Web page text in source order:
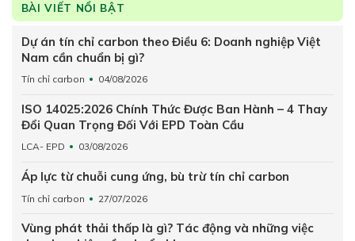
BÀI VIẾT NỔI BẬT
Dự án tín chỉ carbon theo Điều 6: Doanh nghiệp Việt
Nam cần chuẩn bị gì?
Tín chỉ carbon 04/08/2026
ISO 14025:2026 Chính Thức Được Ban Hành – 4 Thay
Đổi Quan Trọng Đối Với EPD Toàn Cầu
LCA- EPD 03/08/2026
Áp lực từ chuỗi cung ứng, bù trừ tín chỉ carbon
Tín chỉ carbon 27/07/2026
Vùng phát thải thấp là gì? Tác động và những việc